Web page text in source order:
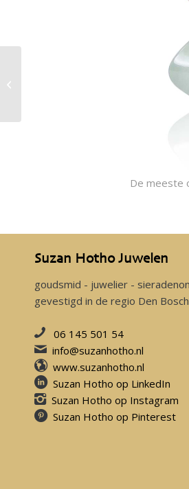
De meeste
Suzan Hotho Juwelen
goudsmid - juwelier -
gevestigd in de regio Den Bosch
06 145 501 54
info@suzanhotho.nl
www.suzanhotho.nl
Suzan Hotho op LinkedIn
Suzan Hotho op Instagram
Suzan Hotho op Pinterest